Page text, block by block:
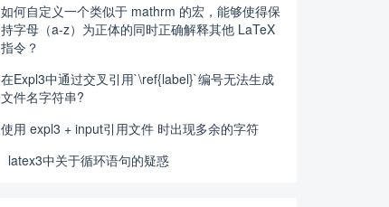
如何自定义一个类似于 mathrm 的宏，能够使得保
持字母（a-z）为正体的同时正确解释其他 LaTeX
指令？
在Expl3中通过交叉引用`\ref{label}`编号无法生成
文件名字符串?
使用 expl3 + input引用文件 时出现多余的字符
latex3中关于循环语句的疑惑